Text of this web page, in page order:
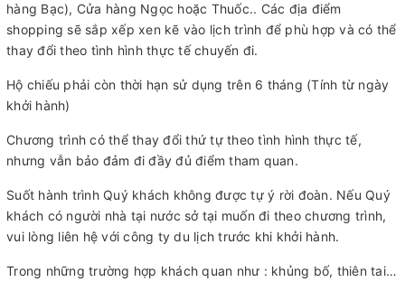
hàng Bạc), Cửa hàng Ngọc hoặc Thuốc.. Các địa điểm
shopping sẽ sắp xếp xen kẽ vào lịch trình để phù hợp và có thể
thay đổi theo tình hình thực tế chuyến đi.
Hộ chiếu phải còn thời hạn sử dụng trên 6 tháng (Tính từ ngày
khởi hành)
Chương trình có thể thay đổi thứ tự theo tình hình thực tế,
nhưng vẫn bảo đảm đi đầy đủ điểm tham quan.
Suốt hành trình Quý khách không được tự ý rời đoàn. Nếu Quý
khách có người nhà tại nước sở tại muốn đi theo chương trình,
vui lòng liên hệ với công ty du lịch trước khi khởi hành.
Trong những trường hợp khách quan như : khủng bố, thiên tai…